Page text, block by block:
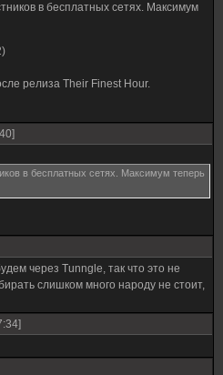
в бесплатных сетях. Максимум
релиза Their Finest Hour.
в бесплатных сетях. Максимум теперь
через Tunngle, так что это не
слишком много народу не стоит,